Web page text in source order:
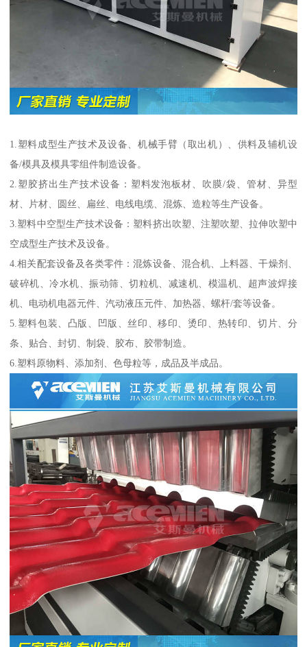
1.塑料成型生产技术及设备、机械手臂（取出机）、供料及辅机设
备/模具及模具零组件制造设备。
2.塑胶挤出生产技术设备：塑料发泡板材、吹膜/袋、管材、异型
材、片材、圆丝、扁丝、电线电缆、混炼、造粒等生产设备。
3.塑料中空型生产技术设备：塑料挤出吹塑、注塑吹塑、拉伸吹塑中
空成型生产技术及设备。
4.相关配套设备及各类零件：混炼设备、混合机、上料器、干燥剂、
破碎机、冷水机、振动筛、切粒机、减速机、模温机、超声波焊接
机、电动机电器元件、汽动液压元件、加热器、螺杆/套等设备。
5.塑料包装、凸版、凹版、丝印、移印、烫印、热转印、切片、分
条、贴合、封切、制袋、胶布、胶带制造。
6.塑料原物料、添加剂、色母粒等，成品及半成品。